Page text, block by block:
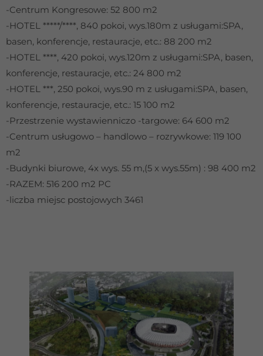
-Centrum Kongresowe: 52 800 m2
-HOTEL *****/****, 840 pokoi, wys.180m z usługami:SPA,
basen, konferencje, restauracje, etc.: 88 200 m2
-HOTEL ****, 420 pokoi, wys.120m z usługami:SPA, basen,
konferencje, restauracje, etc.: 24 800 m2
-HOTEL ***, 250 pokoi, wys.90 m z usługami:SPA, basen,
konferencje, restauracje, etc.: 15 100 m2
-Przestrzenie wystawienniczo -targowe: 64 600 m2
-Centrum usługowo – handlowo – rozrywkowe: 119 100
m2
-Budynki biurowe, 4x wys. 55 m,(5 x wys.55m) : 98 400 m2
-RAZEM: 516 200 m2 PC
-liczba miejsc postojowych 3461